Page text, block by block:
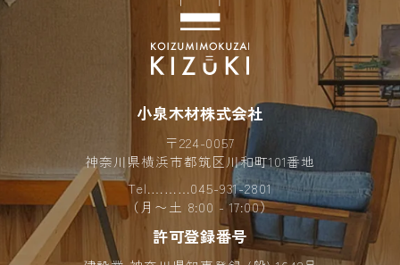
2024年08月 (4)
2024年07月 (4)
2024年06月 (6)
小泉木材株式会社
〒224-0057
神奈川県横浜市都筑区川和町101番地
Tel.………045-931-2801
（月〜土 8:00 - 17:00）
許可登録番号